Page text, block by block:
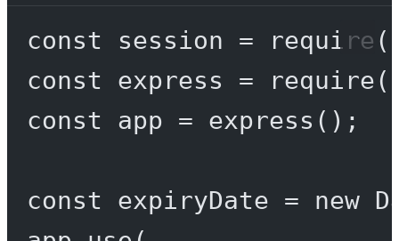
const session = require (
const
express = require(
const
app = express ();
const expiryDate = new